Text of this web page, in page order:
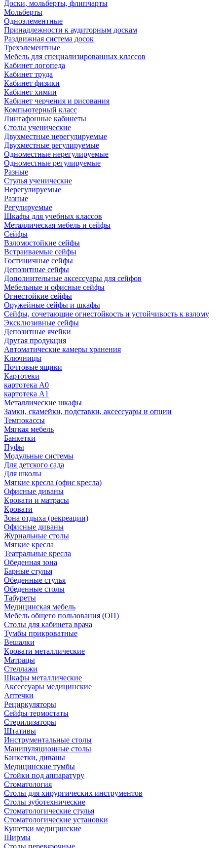
Доски, мольберты, флипчарты
Мольберты
Одноэлементные
Принадлежности к аудиторным доскам
Раздвижная система досок
Трехэлементные
Мебель для специализированных классов
Кабинет логопеда
Кабинет труда
Кабинет физики
Кабинет химии
Кабинет черчения и рисования
Компьютерный класс
Лингафонные кабинеты
Столы ученические
Двухместные нерегулируемые
Двухместные регулируемые
Одноместные нерегулируемые
Одноместные регулируемые
Разные
Стулья ученические
Нерегулируемые
Разные
Регулируемые
Шкафы для учебных классов
Металлическая мебель и сейфы
Сейфы
Взломостойкие сейфы
Встраиваемые сейфы
Гостиничные сейфы
Депозитные сейфы
Дополнительные аксессуары для сейфов
Мебельные и офисные сейфы
Огнестойкие сейфы
Оружейные сейфы и шкафы
Сейфы, сочетающие огнестойкость и устойчивость к взлому
Эксклюзивные сейфы
Депозитные ячейки
Другая продукция
Автоматические камеры хранения
Ключницы
Почтовые ящики
Картотеки
картотека А0
картотека А1
Металлические шкафы
Замки, скамейки, подставки, аксессуары и опции
Темпокассы
Мягкая мебель
Банкетки
Пуфы
Модульные системы
Для детского сада
Для школы
Мягкие кресла (офис кресла)
Офисные диваны
Кровати и матрасы
Кровати
Зона отдыха (рекреации)
Офисные диваны
Журнальные столы
Мягкие кресла
Театральные кресла
Обеденная зона
Барные стулья
Обеденные стулья
Обеденные столы
Табуреты
Медицинская мебель
Мебель общего пользования (ОП)
Столы для кабинета врача
Тумбы прикроватные
Вешалки
Кровати металлические
Матрацы
Стеллажи
Шкафы металлические
Аксессуары медицинские
Аптечки
Рециркуляторы
Сейфы термостаты
Стерилизаторы
Штативы
Инструментальные столы
Манипуляционные столы
Банкетки, диваны
Медицинские тумбы
Стойки под аппаратуру
Стоматология
Столы для хирургических инструментов
Столы зуботехнические
Стоматологические стулья
Стоматологические установки
Кушетки медицинские
Ширмы
Столы перевязочные